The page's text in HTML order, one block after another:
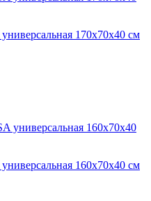
170x70x40 см
160x70x40 см